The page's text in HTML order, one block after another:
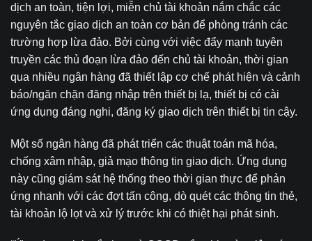
dịch an toàn, tiện lợi, miễn chủ tài khoản nắm chắc các
nguyên tắc giao dịch an toàn cơ bản để phòng tránh các
trường hợp lừa đảo. Bởi cùng với việc đẩy mạnh tuyên
truyền các thủ đoạn lừa đảo đến chủ tài khoản, thời gian
qua nhiều ngân hàng đã thiết lập cơ chế phát hiện và cảnh
báo/ngăn chặn đăng nhập trên thiết bị lạ, thiết bị có cài
ứng dụng đáng nghi, đăng ký giao dịch trên thiết bị tin cậy.
Một số ngân hàng đã phát triển các thuật toán mã hóa,
chống xâm nhập, giả mạo thông tin giao dịch. Ứng dụng
này cũng giám sát hệ thống theo thời gian thực để phản
ứng nhanh với các đợt tấn công, dò quét các thông tin thẻ,
tài khoản lộ lọt và xử lý trước khi có thiệt hại phát sinh.